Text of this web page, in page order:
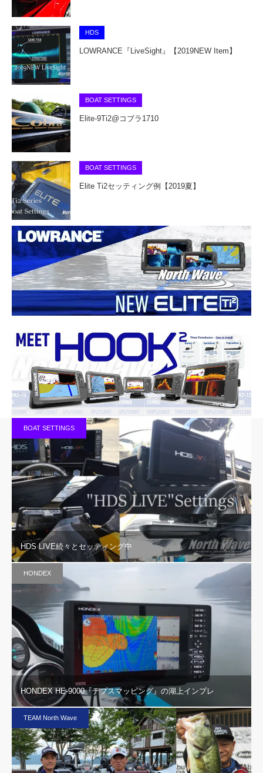
HDS
LOWRANCE『LiveSight』【2019NEW Item】
BOAT SETTINGS
Elite-9Ti2@コブラ1710
BOAT SETTINGS
Elite Ti2セッティング例【2019夏】
BOAT SETTINGS
HDS LIVE続々とセッティング中
HONDEX
HONDEX HE-9000『デプスマッピング』の湖上インプレ
TEAM North Wave